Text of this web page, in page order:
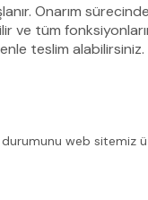
Onarım
tüm
teslim alabilirsiniz.
web